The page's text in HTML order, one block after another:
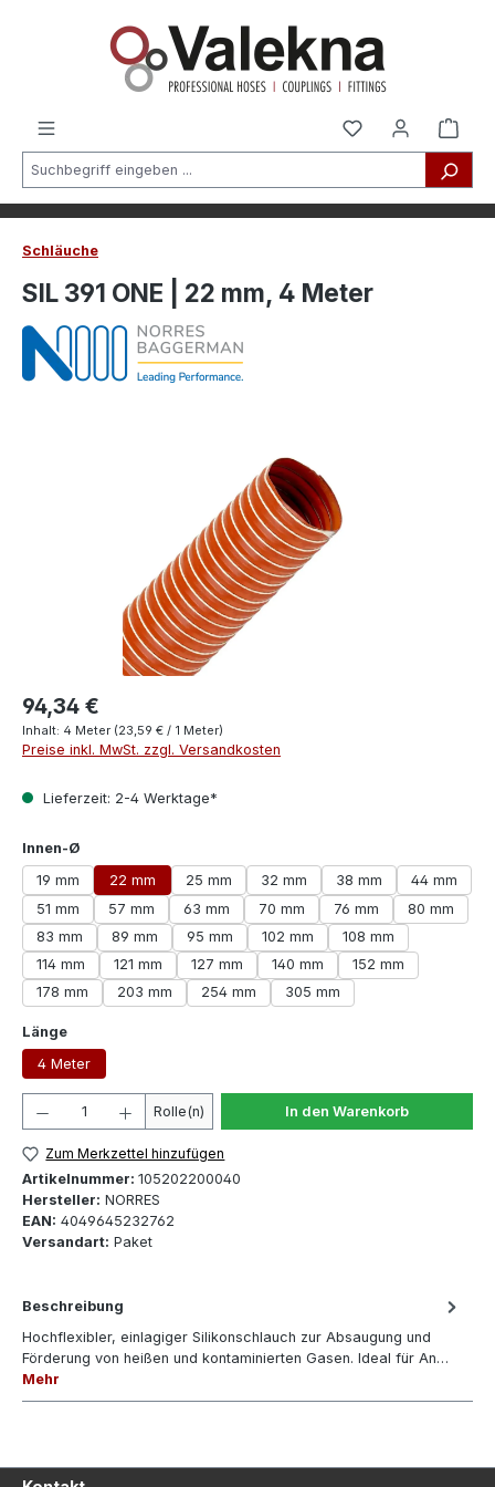
Schläuche
SIL 391 ONE | 22 mm, 4 Meter
94,34 €
Inhalt: 4 Meter (23,59 € / 1 Meter)
Preise inkl. MwSt. zzgl. Versandkosten
Lieferzeit: 2-4 Werktage*
Innen-Ø
19 mm
22 mm 25 mm 32 mm 38 mm
44 mm
51 mm
57 mm 63 mm 70 mm 76 mm
80 mm
83 mm
89 mm 95 mm 102 mm
108 mm
114 mm
121 mm 127 mm 140 mm
152 mm
178 mm
203 mm 254 mm 305 mm
Längeauswählen
4 Meter
Produkt Anzahl: Gib den gewünschten Wert ein
Rolle(n) In den Warenkorb
Zum Merkzettel hinzufügen
Artikelnummer: 105202200040
Hersteller: NORRES
EAN: 4049645232762
Versandart: Paket
Beschreibung
Hochflexibler, einlagiger Silikonschlauch zur Absaugung und
Förderung von heißen und kontaminierten Gasen. Ideal für An…
Mehr